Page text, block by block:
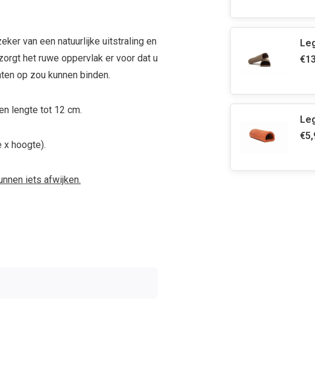
van een natuurlijke uitstraling en
het ruwe oppervlak er voor dat u
op zou kunnen binden.
lengte tot 12 cm.
x hoogte).
iets afwijken.